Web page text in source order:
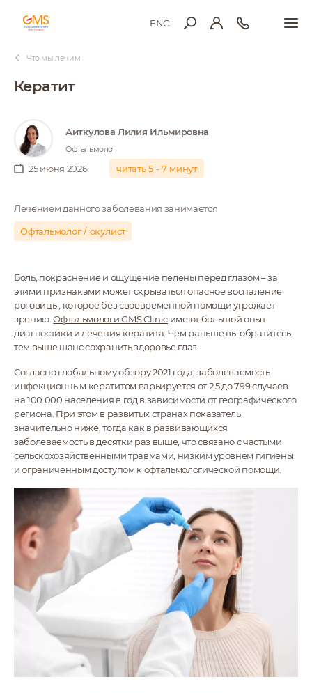
ENG
Что мы лечим
Кератит
Аиткулова Лилия Ильмировна
Офтальмолог
25 июня 2026 читать 5 - 7 минут
Лечением данного заболевания занимается
Офтальмолог / окулист
Боль, покраснение и ощущение пелены перед глазом – за
этими признаками может скрываться опасное воспаление
роговицы, которое без своевременной помощи угрожает
зрению.Офтальмологи GMS Clinicимеют большой опыт
диагностики и лечения кератита. Чем раньше вы обратитесь,
тем выше шанс сохранить здоровье глаз.
Согласно глобальному обзору 2021 года, заболеваемость
инфекционным кератитом варьируется от 2,5 до 799 случаев
на 100 000 населения в год в зависимости от географического
региона. При этом в развитых странах показатель
значительно ниже, тогда как в развивающихся
заболеваемость в десятки раз выше, что связано с частыми
сельскохозяйственными травмами, низким уровнем гигиены
и ограниченным доступом к офтальмологической помощи.